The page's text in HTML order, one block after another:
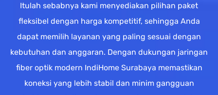
Itulah sebabnya kami menyediakan pilihan paket
fleksibel dengan harga kompetitif, sehingga Anda
dapat memilih layanan yang paling sesuai dengan
kebutuhan dan anggaran. Dengan dukungan jaringan
fiber optik modern IndiHome Surabaya memastikan
koneksi yang lebih stabil dan minim gangguan